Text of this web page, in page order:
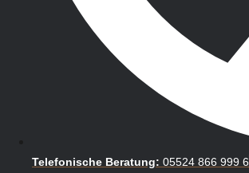
Telefonische Beratung: 05524 866 999 6